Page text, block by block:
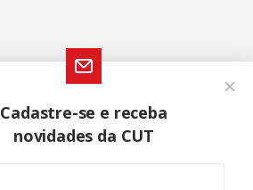
Cadastre-se e receba
novidades da CUT